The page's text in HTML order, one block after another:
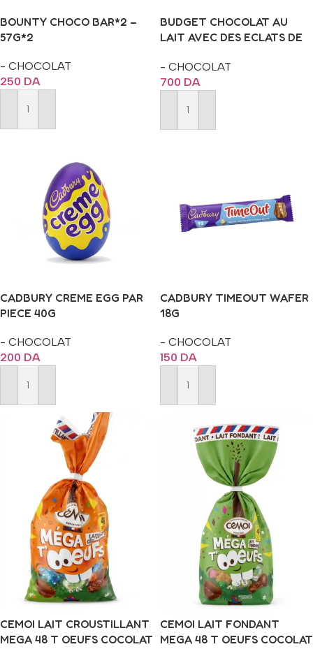
BOUNTY CHOCO BAR*2 –
57G*2
- CHOCOLAT
250 DA
Ajouter Au Panier
BUDGET CHOCOLAT AU
LAIT AVEC DES ECLATS DE
- CHOCOLAT
700 DA
Ajouter Au Panier
CADBURY CREME EGG PAR
PIECE 40G
- CHOCOLAT
200 DA
Ajouter Au Panier
CADBURY TIMEOUT WAFER
18G
- CHOCOLAT
150 DA
Ajouter Au Panier
CEMOI LAIT CROUSTILLANT
MEGA 48 T OEUFS COCOLAT
CEMOI LAIT FONDANT
MEGA 48 T OEUFS COCOLAT